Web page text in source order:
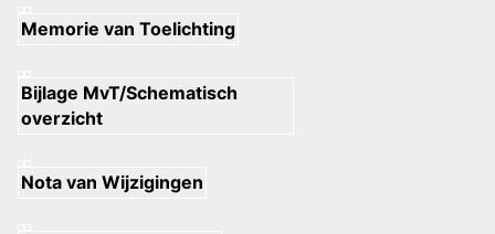
Memorie van Toelichting
Bijlage MvT/Schematisch
overzicht
Nota van Wijzigingen